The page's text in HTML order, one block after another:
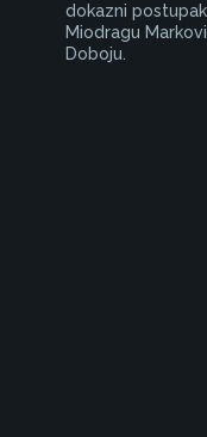
dokazni
Miodragu
Doboju.